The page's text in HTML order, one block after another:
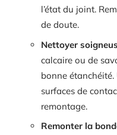
l’état du joint.
de doute.
Nettoyer
calcaire ou de
bonne
surfaces de
remontage.
Remonter la